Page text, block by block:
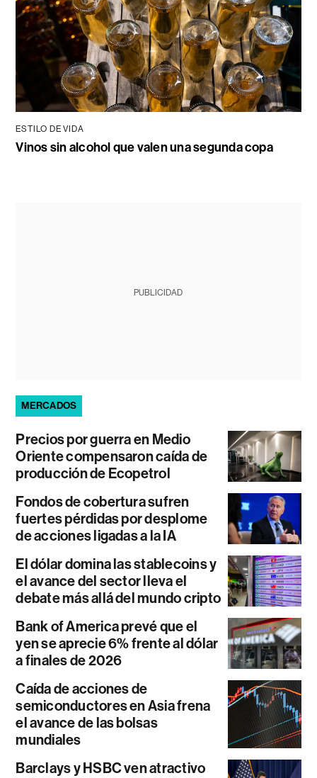
ESTILO DE VIDA
Vinos sin alcohol que valen una segunda copa
PUBLICIDAD
MERCADOS
Precios por guerra en Medio
Oriente compensaron caída de
producción de Ecopetrol
Fondos de cobertura sufren
fuertes pérdidas por desplome
de acciones ligadas a la IA
El dólar domina las stablecoins y
el avance del sector lleva el
debate más allá del mundo cripto
Bank of America prevé que el
yen se aprecie 6% frente al dólar
a finales de 2026
Caída de acciones de
semiconductores en Asia frena
el avance de las bolsas
mundiales
Barclays y HSBC ven atractivo